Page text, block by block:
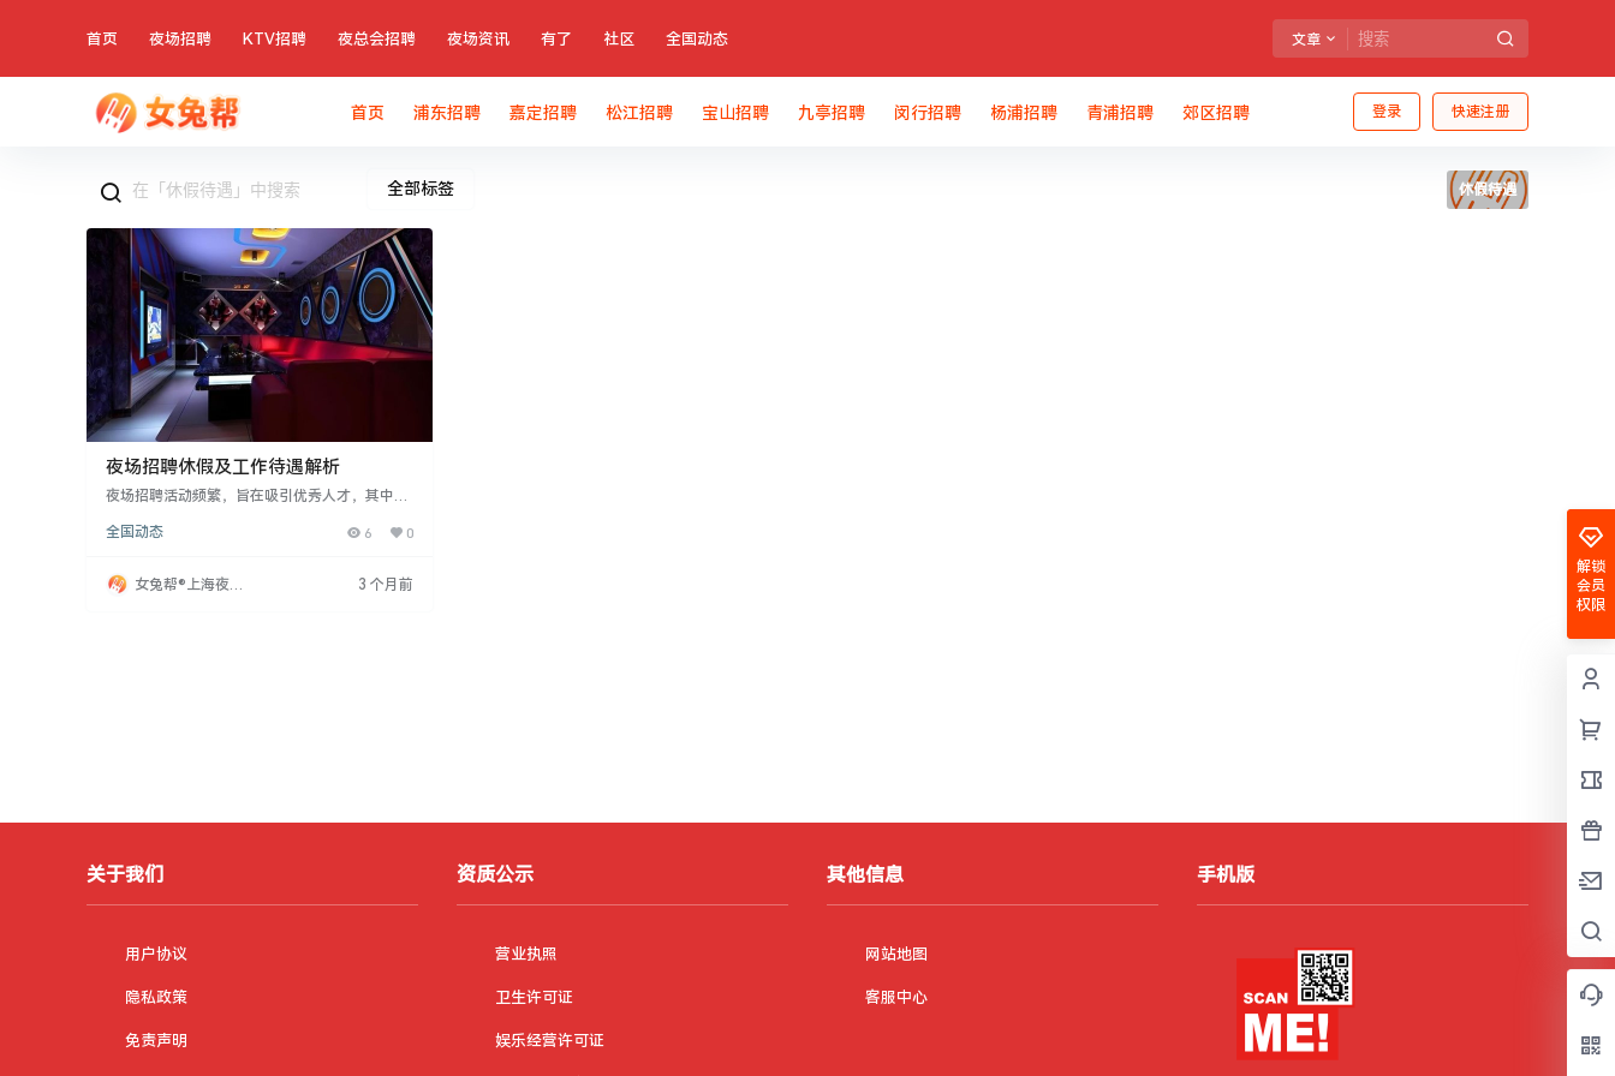
首页 夜场招聘 KTV招聘 夜总会招聘 夜场资讯 有了 社区 全国动态 文章
登录 快速注册
首页 浦东招聘 嘉定招聘 松江招聘 宝山招聘 九亭招聘 闵行招聘 杨浦招聘 青浦招聘 郊区招聘
全部标签 休假待遇
夜场招聘休假及工作待遇解析
夜场招聘活动频繁，旨在吸引优秀人才，其中休
具体天数依规章制度而定。夜场工作相对轻松，
假天数，还需重视薪资水平，确保符合个人期
望。建议应聘者通过阅读提升修养，丰富知识，
全国动态 6 0
女兔帮®上海夜场
3 个月前
解锁
会员
权限
关于我们
用户协议
隐私政策
免责声明
资质公示
营业执照
卫生许可证
娱乐经营许可证
其他信息
网站地图
客服中心
手机版